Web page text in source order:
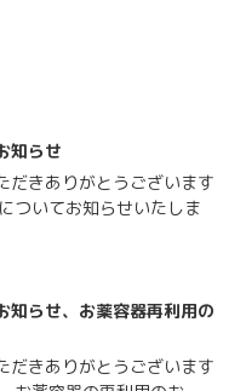
知らせ
だきありがとうございます
ついてお知らせいたしま
知らせ、お薬容器再利用の
だきありがとうございます